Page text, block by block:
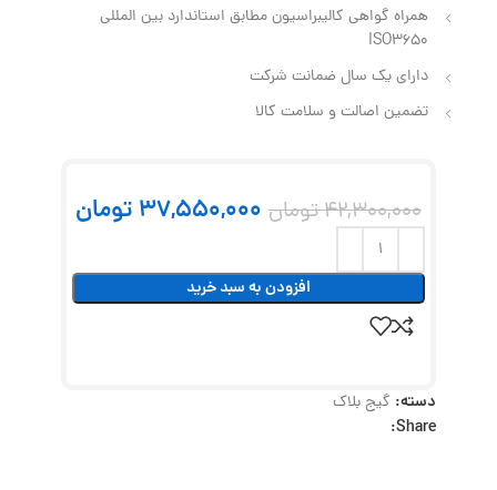
همراه گواهی کالیبراسیون مطابق استاندارد بین المللی
ISO3650
دارای یک سال ضمانت شرکت
تضمین اصالت و سلامت کالا
42,300,000تومان 37,550,000 تومان
افزودن به سبد خرید
دسته: گیج بلاک
Share: